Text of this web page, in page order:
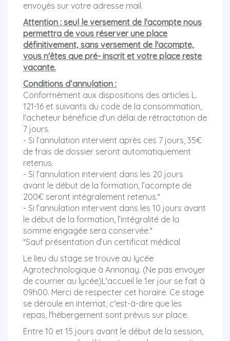
envoyés sur votre adresse mail.
Attention : seul le versement de l'acompte nous
permettra de vous réserver une place
définitivement, sans versement de l'acompte,
vous n'êtes que pré- inscrit et votre place reste
vacante.
Conditions d’annulation :
Conformément aux dispositions des articles L.
121-16 et suivants du code de la consommation,
l'acheteur bénéficie d'un délai de rétractation de
7 jours.
- Si l’annulation intervient après ces 7 jours, 35€
de frais de dossier seront automatiquement
retenus.
- Si l’annulation intervient dans les 20 jours
avant le début de la formation, l’acompte de
200€ seront intégralement retenus.*
- Si l’annulation intervient dans les 10 jours avant
le début de la formation, l’intégralité de la
somme engagée sera conservée.*
*Sauf présentation d’un certificat médical
Le lieu du stage se trouve au lycée
Agrotechnologique à Annonay. (Ne pas envoyer
de courrier au lycée)L'accueil le 1er jour se fait à
09h00. Merci de respecter cet horaire. Ce stage
se déroule en internat, c'est-à-dire que les
repas, l'hébergement sont prévus sur place.
Entre 10 et 15 jours avant le début de la session,